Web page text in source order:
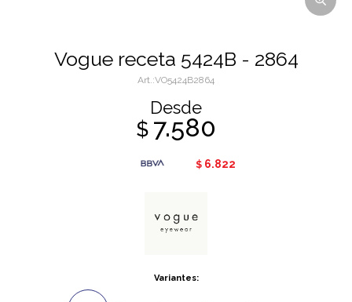
Vogue receta 5424B - 2864
VO5424B2864
Desde
$ 7.580
$ 6.822
Variantes: